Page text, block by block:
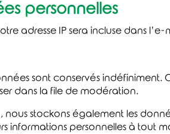
personnelles
adresse IP sera incluse dans
sont conservés
dans la file de modération.
nous stockons également les
informations personnelles à tout